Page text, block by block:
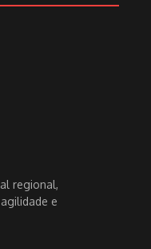
regional,
e